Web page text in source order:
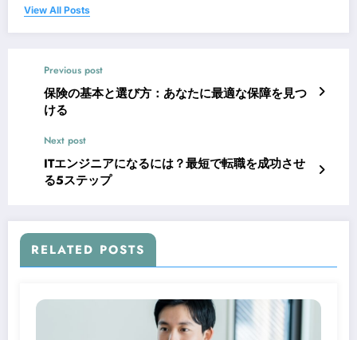
View All Posts
Previous post
保険の基本と選び方：あなたに最適な保障を見つ
ける
Next post
ITエンジニアになるには？最短で転職を成功させ
る5ステップ
RELATED POSTS